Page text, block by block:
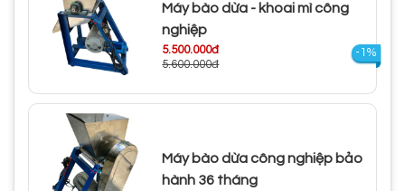
Máy bào dừa - khoai mì công
nghiệp
5.500.000đ
5.600.000đ
-1%
Máy bào dừa công nghiệp bảo
hành 36 tháng